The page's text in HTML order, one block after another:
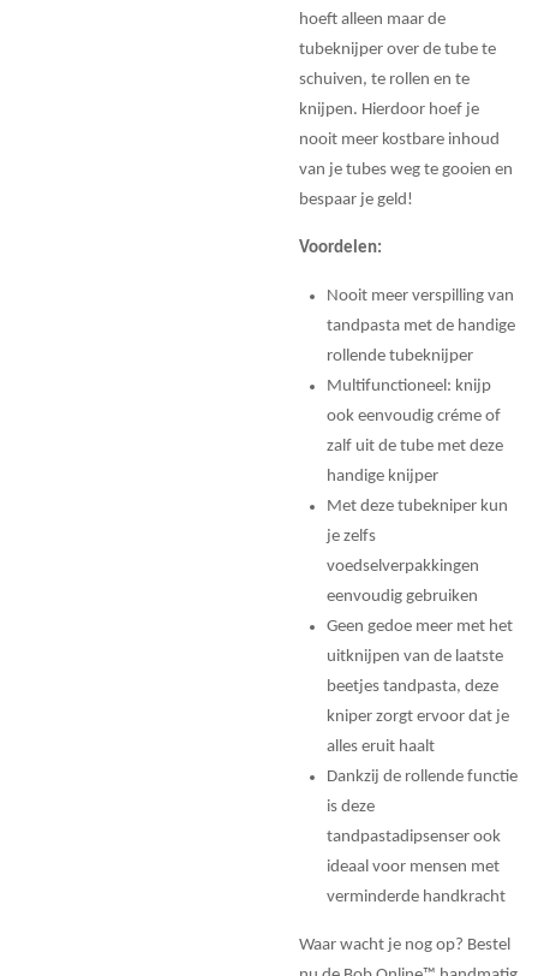
hoeft alleen maar de
tubeknijper over de tube te
schuiven, te rollen en te
knijpen. Hierdoor hoef je
nooit meer kostbare inhoud
van je tubes weg te gooien en
bespaar je geld!
Voordelen:
Nooit meer verspilling van
tandpasta met de handige
rollende tubeknijper
Multifunctioneel: knijp
ook eenvoudig créme of
zalf uit de tube met deze
handige knijper
Met deze tubekniper kun
je zelfs
voedselverpakkingen
eenvoudig gebruiken
Geen gedoe meer met het
uitknijpen van de laatste
beetjes tandpasta, deze
kniper zorgt ervoor dat je
alles eruit haalt
Dankzij de rollende functie
is deze
tandpastadipsenser ook
ideaal voor mensen met
verminderde handkracht
Waar wacht je nog op? Bestel